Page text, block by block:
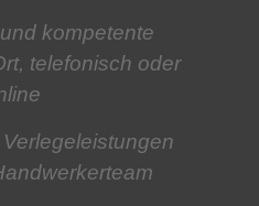
kompetente
telefonisch oder
Verlegeleistungen